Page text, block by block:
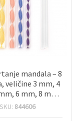
mandala – 8
veličine 3 mm, 4
6 mm, 8 mm,
12 mm, 15 mm
SKU: 844606